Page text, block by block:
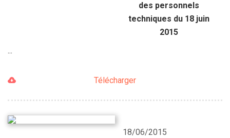
des personnels
techniques du 18 juin
2015
...
Télécharger
18/06/2015